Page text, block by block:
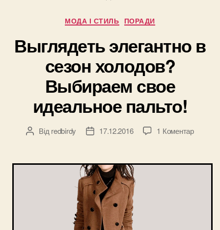
Категорії
МОДА І СТИЛЬ ПОРАДИ
Выглядеть элегантно в
сезон холодов?
Выбираем свое
идеальное пальто!
Автор
Відredbirdy
Дата17.12.2016 1 Коментардо
в